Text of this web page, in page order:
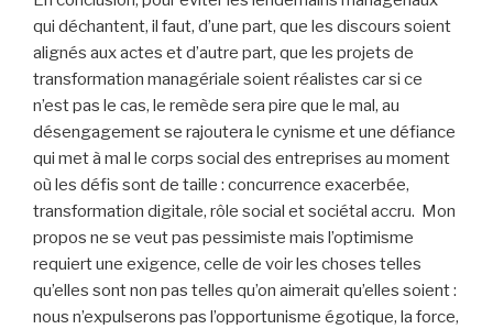
qui déchantent, il faut, d’une part, que les discours soient
alignés aux actes et d’autre part, que les projets de
transformation managériale soient réalistes car si ce
n’est pas le cas, le remède sera pire que le mal, au
désengagement se rajoutera le cynisme et une défiance
qui met à mal le corps social des entreprises au moment
où les défis sont de taille : concurrence exacerbée,
transformation digitale, rôle social et sociétal accru. Mon
propos ne se veut pas pessimiste mais l’optimisme
requiert une exigence, celle de voir les choses telles
qu’elles sont non pas telles qu’on aimerait qu’elles soient :
nous n’expulserons pas l’opportunisme égotique, la force,